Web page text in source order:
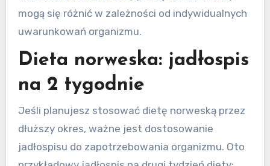
mogą się różnić w zależności od indywidualnych
uwarunkowań organizmu.
Dieta norweska: jadłospis
na 2 tygodnie
Jeśli planujesz stosować dietę norweską przez
dłuższy okres, ważne jest dostosowanie
jadłospisu do zapotrzebowania organizmu. Oto